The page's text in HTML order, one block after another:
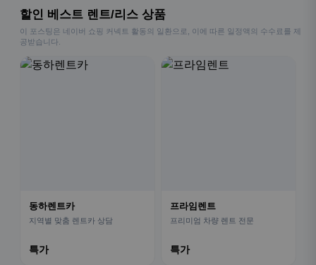
할인 베스트 렌트/리스 상품
이 포스팅은 네이버 쇼핑 커넥트 활동의 일환으로, 이에 따른 일정액의 수수료를 제
공받습니다.
동하렌트카
지역별 맞춤 렌트카 상담
특가
프라임렌트
프리미엄 차량 렌트 전문
특가